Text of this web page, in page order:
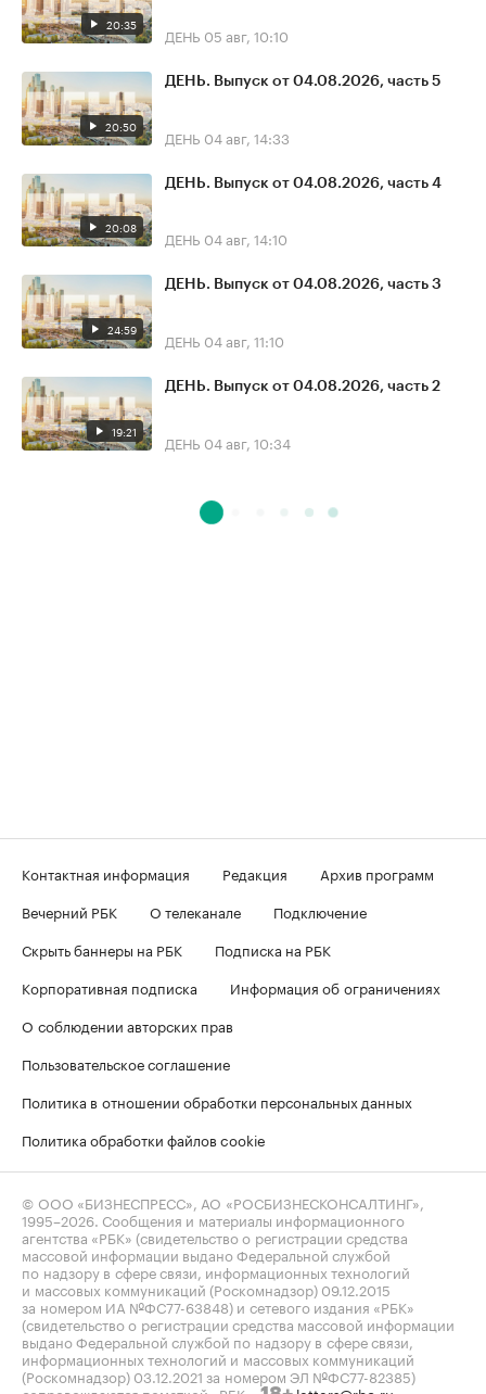
20:35 ДЕНЬ 05 авг, 10:10
20:50
ДЕНЬ. Выпуск от 04.08.2026, часть 5
ДЕНЬ 04 авг, 14:33
20:08
ДЕНЬ. Выпуск от 04.08.2026, часть 4
ДЕНЬ 04 авг, 14:10
24:59
ДЕНЬ. Выпуск от 04.08.2026, часть 3
ДЕНЬ 04 авг, 11:10
19:21
ДЕНЬ. Выпуск от 04.08.2026, часть 2
ДЕНЬ 04 авг, 10:34
Контактная информация Редакция
Архив программ
Вечерний РБК
О телеканале
Подключение
Скрыть баннеры на РБК
Подписка на РБК
Корпоративная подписка
Информация об ограничениях
О соблюдении авторских прав
Пользовательское соглашение
Политика в отношении обработки персональных данных
Политика обработки файлов cookie
© ООО «БИЗНЕСПРЕСС», АО «РОСБИЗНЕСКОНСАЛТИНГ»,
1995–2026 . Сообщения и материалы информационного
агентства «РБК» (свидетельство о регистрации средства
массовой информации выдано Федеральной службой
по надзору в сфере связи, информационных технологий
и массовых коммуникаций (Роскомнадзор) 09.12.2015
за номером ИА №ФС77-63848) и сетевого издания «РБК»
(свидетельство о регистрации средства массовой информации
выдано Федеральной службой по надзору в сфере связи,
информационных технологий и массовых коммуникаций
(Роскомнадзор) 03.12.2021 за номером ЭЛ №ФС77-82385)